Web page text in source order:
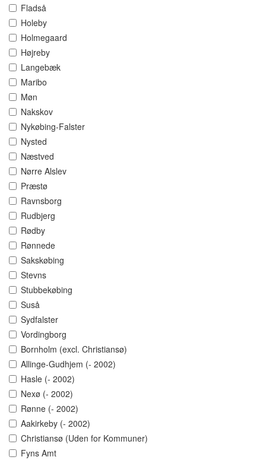
Fladså
Holeby
Holmegaard
Højreby
Langebæk
Maribo
Møn
Nakskov
Nykøbing-Falster
Nysted
Næstved
Nørre Alslev
Præstø
Ravnsborg
Rudbjerg
Rødby
Rønnede
Sakskøbing
Stevns
Stubbekøbing
Suså
Sydfalster
Vordingborg
Bornholm (excl. Christiansø)
Allinge-Gudhjem (- 2002)
Hasle (- 2002)
Nexø (- 2002)
Rønne (- 2002)
Aakirkeby (- 2002)
Christiansø (Uden for Kommuner)
Fyns Amt